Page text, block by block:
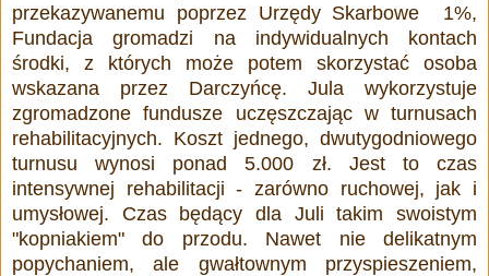
przekazywanemu poprzez Urzędy Skarbowe 1%,
Fundacja gromadzi na indywidualnych kontach
środki, z których może potem skorzystać osoba
wskazana przez Darczyńcę. Jula wykorzystuje
zgromadzone fundusze uczęszczając w turnusach
rehabilitacyjnych. Koszt jednego, dwutygodniowego
turnusu wynosi ponad 5.000 zł. Jest to czas
intensywnej rehabilitacji - zarówno ruchowej, jak i
umysłowej. Czas będący dla Juli takim swoistym
"kopniakiem" do przodu. Nawet nie delikatnym
popychaniem, ale gwałtownym przyspieszeniem,